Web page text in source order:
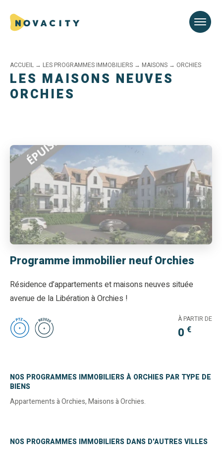
ACCUEIL → LES PROGRAMMES IMMOBILIERS → MAISONS → ORCHIES
LES MAISONS NEUVES
ORCHIES
Programme immobilier neuf Orchies
Résidence d’appartements et maisons neuves située
avenue de la Libération à Orchies !
À PARTIR DE
0 €
NOS PROGRAMMES IMMOBILIERS À ORCHIES PAR TYPE DE
BIENS
Appartements à Orchies,Maisons à Orchies.
NOS PROGRAMMES IMMOBILIERS DANS D'AUTRES VILLES